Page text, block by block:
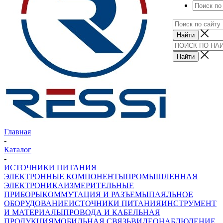
Главная
-
Каталог
-
ИСТОЧНИКИ ПИТАНИЯ
ЭЛЕКТРОННЫЕ КОМПОНЕНТЫПРОМЫШЛЕННАЯ
ЭЛЕКТРОНИКАИЗМЕРИТЕЛЬНЫЕ
ПРИБОРЫКОММУТАЦИЯ И РАЗЪЕМЫПАЯЛЬНОЕ
ОБОРУДОВАНИЕИСТОЧНИКИ ПИТАНИЯИНСТРУМЕНТ
И МАТЕРИАЛЫПРОВОДА И КАБЕЛЬНАЯ
ПРОДУКЦИЯМОБИЛЬНАЯ СВЯЗЬВИДЕОНАБЛЮДЕНИЕ